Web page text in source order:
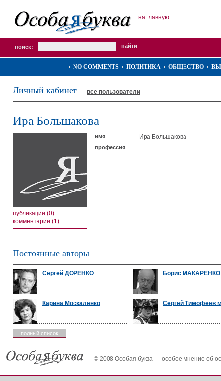
на главную
поиск:
NO COMMENTS ПОЛИТИКА ОБЩЕСТВО
Личный кабинет все пользователи
Ира Большакова
публикации (0)
комментарии (1)
имя Ира Большакова
профессия
Постоянные авторы
Сергей ДОРЕНКО Борис МАКАРЕНКО
Карина Москаленко Сергей Тимофеев
полный список
© 2008 Особая буква — особое мнение об